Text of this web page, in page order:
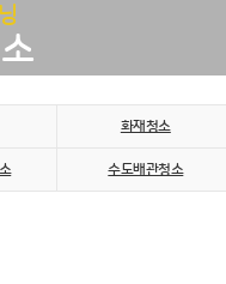
화재청소
수도배관청소